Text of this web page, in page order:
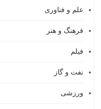
علم و فناوری
فرهنگ و هنر
فیلم
نفت و گاز
ورزشی